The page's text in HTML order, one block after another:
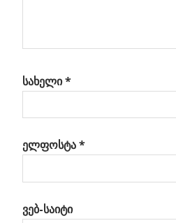
სახელი*
ელფოსტა*
ვებ-საიტი